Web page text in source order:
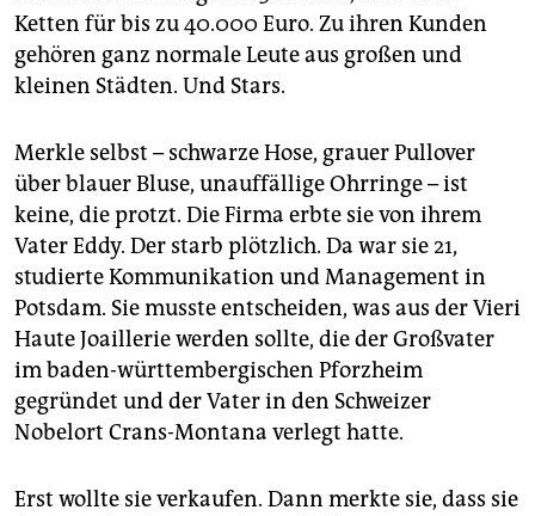
Ketten für bis zu 40.000 Euro. Zu ihren Kunden
gehören ganz normale Leute aus großen und
kleinen Städten. Und Stars.
Merkle selbst – schwarze Hose, grauer Pullover
über blauer Bluse, unauffällige Ohrringe – ist
keine, die protzt. Die Firma erbte sie von ihrem
Vater Eddy. Der starb plötzlich. Da war sie 21,
studierte Kommunikation und Management in
Potsdam. Sie musste entscheiden, was aus der Vieri
Haute Joaillerie werden sollte, die der Großvater
im baden-württembergischen Pforzheim
gegründet und der Vater in den Schweizer
Nobelort Crans-Montana verlegt hatte.
Erst wollte sie verkaufen. Dann merkte sie, dass sie